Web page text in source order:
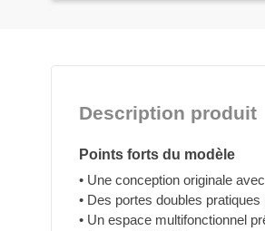
Description produit
Points forts du modèle
• Une conception originale
• Des portes doubles
• Un espace multifonctionnel